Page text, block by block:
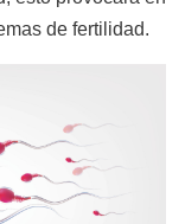
de fertilidad.